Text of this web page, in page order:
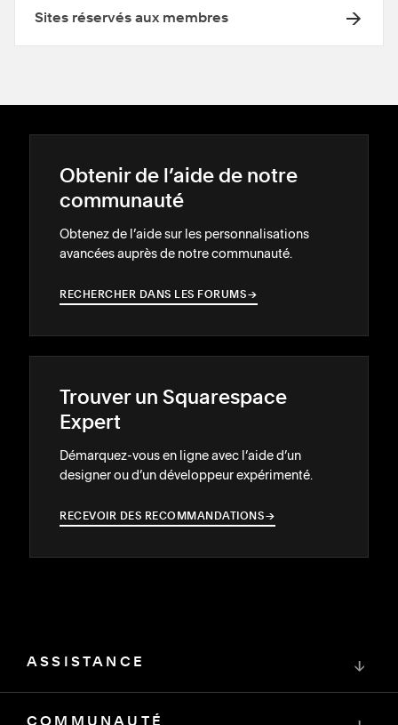
Sites réservés aux membres
Obtenir de l’aide de notre
communauté
Obtenez de l’aide sur les personnalisations
avancées auprès de notre communauté.
RECHERCHER DANS LES FORUMS→
→
Trouver un Squarespace
Expert
Démarquez-vous en ligne avec l’aide d’un
designer ou d’un développeur expérimenté.
RECEVOIR DES RECOMMANDATIONS→
→
ASSISTANCE ↓